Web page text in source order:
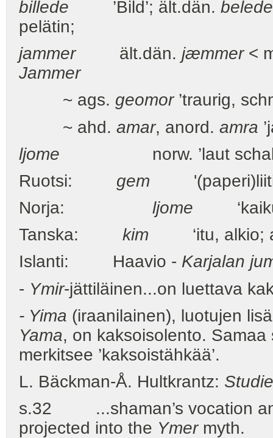
billede ’Bild’; ält.dän. belede
pelätin;
jammerält.dän. jæmmer<
Jammer
~ ags. geomor’traurig,
~ ahd. amar, anord. amra
ljome norw. ’laut schallen,
Ruotsi: gem
Norja: ljome
Tanska: kim ‘itu, alkio;
Islanti: Haavio - Karjalan
- Ymir-jättiläinen...on luettava
- Yima (iraanilainen), luotujen
Yama, on kaksoisolento.
merkitsee ’kaksoistähkää’.
L. Bäckman-Å. Hultkrantz:
s.32 ...shaman’s vocation
projected into the Ymermyth.